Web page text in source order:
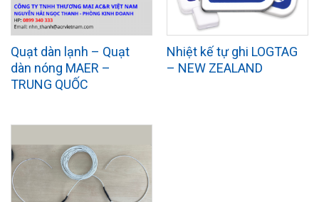
Quạt dàn lạnh – Quạt
dàn nóng MAER –
TRUNG QUỐC
Nhiệt kế tự ghi LOGTAG
– NEW ZEALAND